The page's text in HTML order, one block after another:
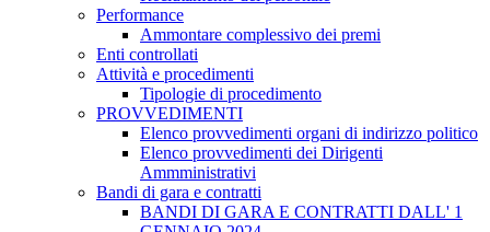
Performance
Ammontare complessivo dei premi
Enti controllati
Attività e procedimenti
Tipologie di procedimento
PROVVEDIMENTI
Elenco provvedimenti organi di indirizzo politico
Elenco provvedimenti dei Dirigenti
Ammministrativi
Bandi di gara e contratti
BANDI DI GARA E CONTRATTI DALL' 1